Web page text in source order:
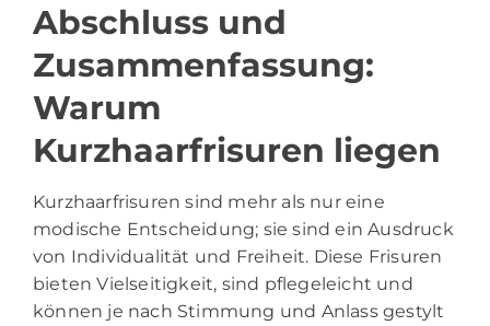
Abschluss und
Zusammenfassung:
Warum
Kurzhaarfrisuren liegen
Kurzhaarfrisuren sind mehr als nur eine
modische Entscheidung; sie sind ein Ausdruck
von Individualität und Freiheit. Diese Frisuren
bieten Vielseitigkeit, sind pflegeleicht und
können je nach Stimmung und Anlass gestylt